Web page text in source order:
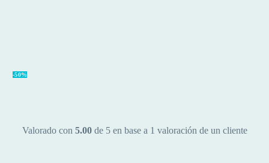
-50%
Valorado con 5.00de 5 en base a 1 valoración de un cliente